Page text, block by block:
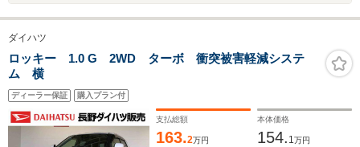
ダイハツ
ロッキー 1.0 G 2WD ターボ 衝突被害軽減システ
ム 横
ディーラー保証 購入プラン付
支払総額
163.2万円
本体価格
154. 1 万円